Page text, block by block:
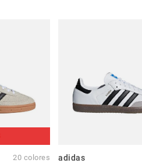
20 colores
adidas